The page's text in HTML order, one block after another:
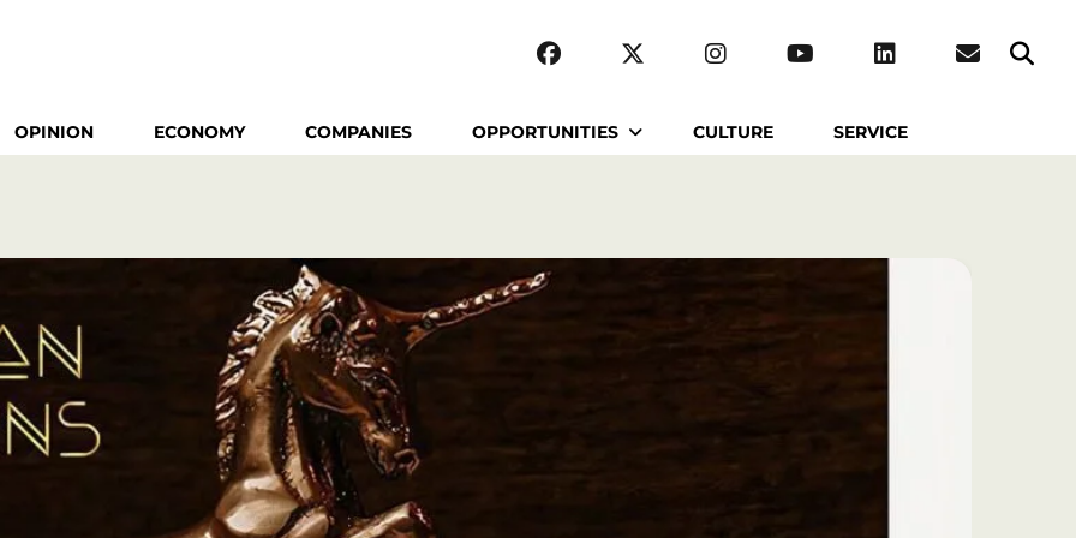
OPINION ECONOMY COMPANIES OPPORTUNITIES CULTURE SERVICE